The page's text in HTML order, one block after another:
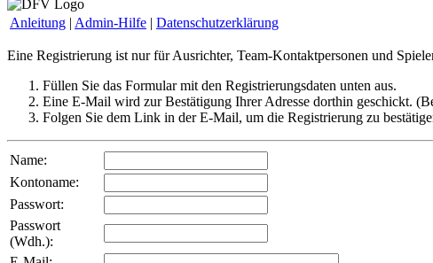
Anleitung | Admin-Hilfe | Datenschutzerklärung
Eine Registrierung ist nur für Ausrichter, Team-Kontaktpersonen und
Füllen Sie das Formular mit den Registrierungsdaten unten aus.
Eine E-Mail wird zur Bestätigung Ihrer Adresse dorthin geschickt.
Folgen Sie dem Link in der E-Mail, um die Registrierung zu
Name:
Kontoname:
Passwort:
Passwort
(Wdh.):